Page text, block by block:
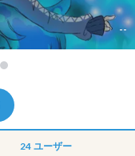
--
24 ユーザー